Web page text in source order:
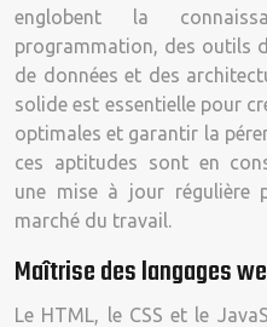
englobent la
programmation, des outils
de données et des
solide est essentielle pour
optimales et garantir la
ces aptitudes sont en
une mise à jour régulière
marché du travail.
Maîtrise des langages
Le HTML, le CSS et le